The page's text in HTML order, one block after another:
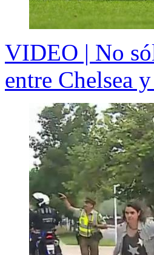
VIDEO | No
entre Chelsea